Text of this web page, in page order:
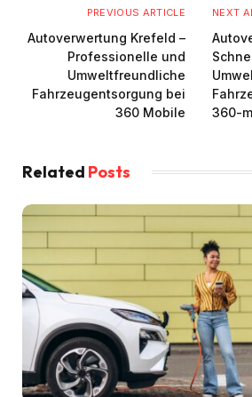
PREVIOUS ARTICLE
Autoverwertung Krefeld –
Professionelle und
Umweltfreundliche
Fahrzeugentsorgung bei
360 Mobile
NEXT
360-
Related Posts